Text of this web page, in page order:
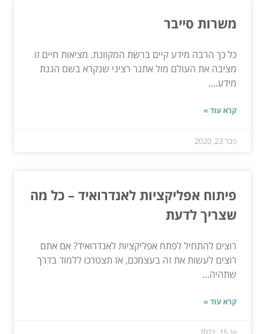
משרות סייבר
כל כך הרבה מידע קיים ברשת המקוונת. מציאות חיים זו
מציבה את העולם מול אתגר רציני שנקרא בשם הגנת
מידע....
קרא עוד »
פבר 23, 2020
פיתוח אפליקציות לאנדרואיד – כל מה
שצריך לדעת
רוצים להתחיל לפתח אפליקציות לאנדרואיד? אם אתם
רוצים לעשות את זה בעצמכם, אז תצטרכו ללמוד בדרך
שתהיה...
קרא עוד »